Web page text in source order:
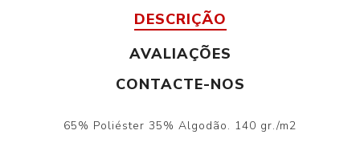
DESCRIÇÃO
AVALIAÇÕES
CONTACTE-NOS
65% Poliéster 35% Algodão. 140 gr./m2